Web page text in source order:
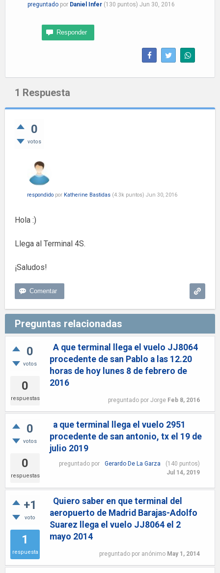
preguntado por Daniel Infer (130 puntos) Jun 30, 2016
1 Respuesta
0
votos
respondido por Katherine Bastidas (4.3k puntos) Jun 30, 2016
Hola :)
Llega al Terminal 4S.
¡Saludos!
Preguntas relacionadas
0
votos
0
respuestas
A que terminal llega el vuelo JJ8064
procedente de san Pablo a las 12.20
horas de hoy lunes 8 de febrero de
2016
preguntado por Jorge Feb 8, 2016
0
votos
0
respuestas
a que terminal llega el vuelo 2951
procedente de san antonio, tx el 19 de
julio 2019
preguntado por Gerardo De La Garza (140 puntos)
Jul 14, 2019
+1
voto
1
respuesta
Quiero saber en que terminal del
aeropuerto de Madrid Barajas-Adolfo
Suarez llega el vuelo JJ8064 el 2
mayo 2014
preguntado por anónimo May 1, 2014